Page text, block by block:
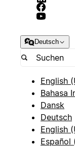
Deutsch
English
Bahasa
Dansk
Deutsch
English
Español